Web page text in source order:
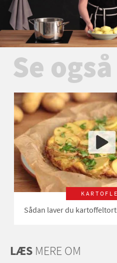
Se også
Sådan laver du
LÆS MERE OM